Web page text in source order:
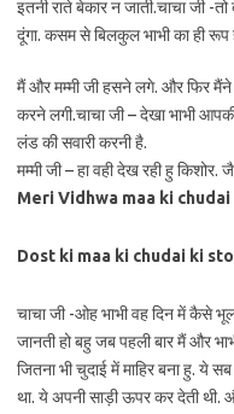
इतनी राते बेकार न जाती.चाचा जी -
दूंगा. कसम से बिलकुल भाभी का ही रूप
मैं और मम्मी जी हसने लगे. और फिर
करने लगी.चाचा जी – देखा भाभी
लंड की सवारी करनी है.
मम्मी जी – हा वही देख रही हु
MeriVidhwa maa ki
Dost ki maa ki chudai ki
चाचा जी -ओह भाभी वह दिन में कैसे
जानती हो बहु जब पहली बार मैं और
जितना भी चुदाई में माहिर बना हु. ये
था. ये अपनी साड़ी ऊपर कर देती थी.